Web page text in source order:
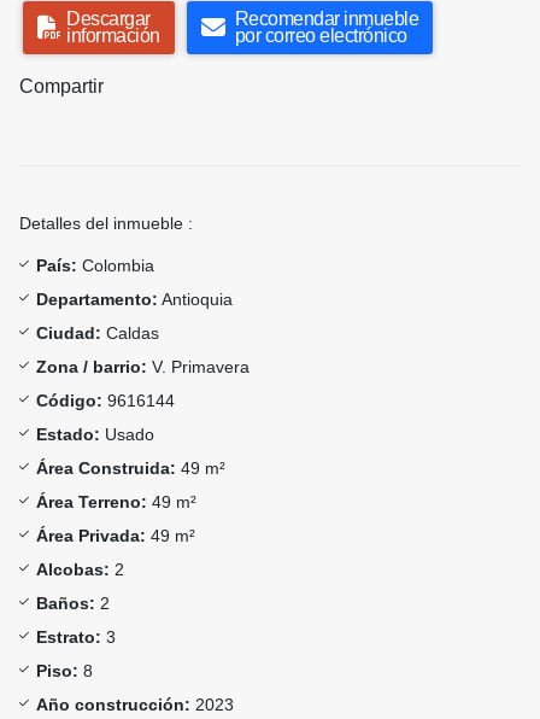
Descargar
información
Recomendar inmueble
por correo electrónico
Compartir
Detalles del inmueble :
País: Colombia
Departamento: Antioquia
Ciudad: Caldas
Zona / barrio: V. Primavera
Código: 9616144
Estado: Usado
Área Construida: 49 m²
Área Terreno: 49 m²
Área Privada: 49 m²
Alcobas: 2
Baños: 2
Estrato: 3
Piso: 8
Año construcción: 2023